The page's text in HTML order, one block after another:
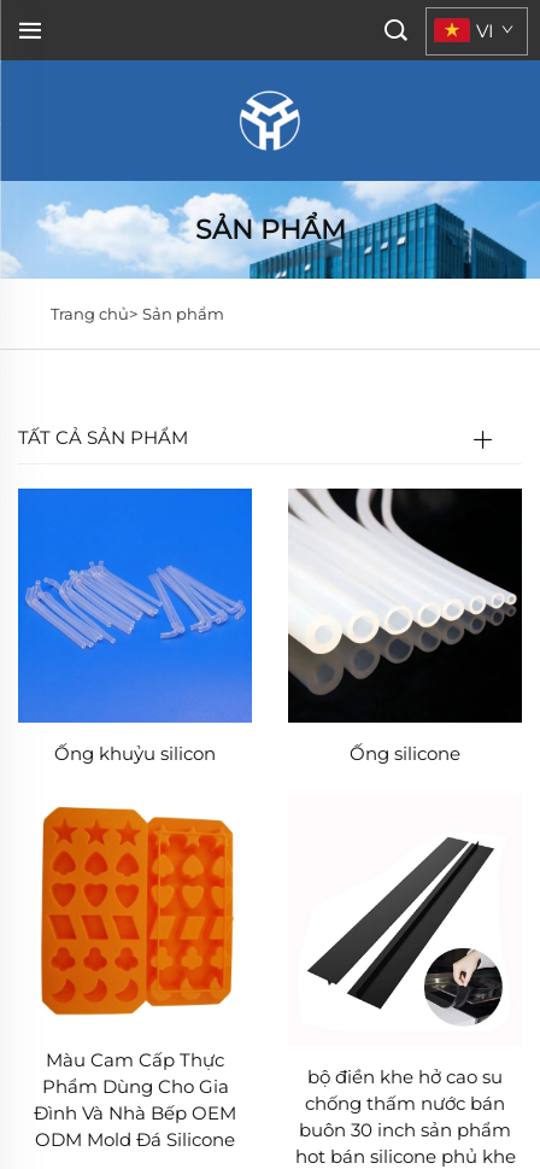
VI
SẢN PHẨM
Trang chủ> Sản phẩm
TẤT CẢ SẢN PHẨM
Ống khuỷu silicon Ống silicone
Màu Cam Cấp Thực
Phẩm Dùng Cho Gia
Đình Và Nhà Bếp OEM
ODM Mold Đá Silicone
bộ điền khe hở cao su
chống thấm nước bán
buôn 30 inch sản phẩm
hot bán silicone phủ khe